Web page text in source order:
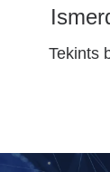
Tekints